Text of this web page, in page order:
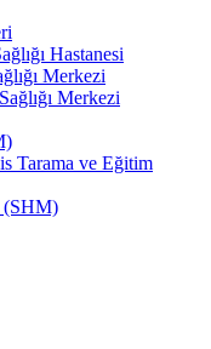
Hastanesi
Merkezi
Merkezi
Tarama ve Eğitim
(SHM)